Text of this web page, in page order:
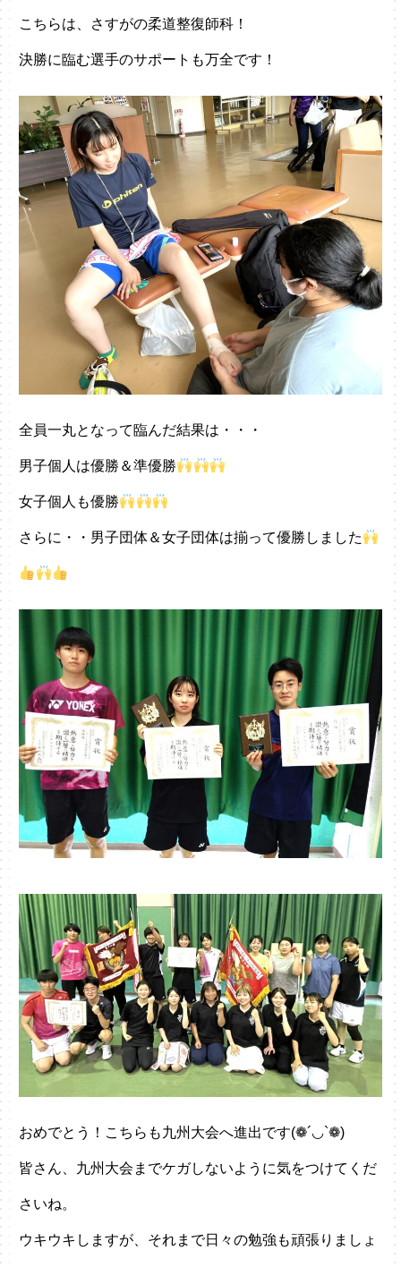
こちらは、さすがの柔道整復師科！
決勝に臨む選手のサポートも万全です！
全員一丸となって臨んだ結果は・・・
男子個人は優勝＆準優勝
女子個人も優勝
さらに・・男子団体＆女子団体は揃って優勝しました
おめでとう！こちらも九州大会へ進出です(❁´◡`❁)
皆さん、九州大会までケガしないように気をつけてくだ
さいね。
ウキウキしますが、それまで日々の勉強も頑張りましょ